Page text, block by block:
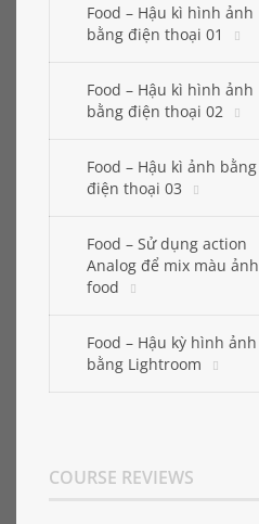
Food – Hậu kì hình ảnh
bằng điện thoại 01
Food – Hậu kì hình ảnh
bằng điện thoại 02
Food – Hậu kì ảnh bằng
điện thoại 03
Food – Sử dụng action
Analog để mix màu ảnh
food
Food – Hậu kỳ hình ảnh
bằng Lightroom
COURSE REVIEWS